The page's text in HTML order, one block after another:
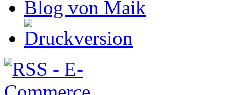
Blog von Maik